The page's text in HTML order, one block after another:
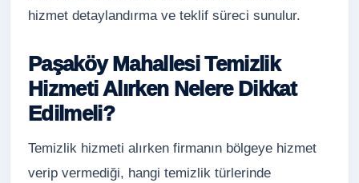
hizmet detaylandırma ve teklif süreci sunulur.
Paşaköy Mahallesi Temizlik
Hizmeti Alırken Nelere Dikkat
Edilmeli?
Temizlik hizmeti alırken firmanın bölgeye hizmet
verip vermediği, hangi temizlik türlerinde